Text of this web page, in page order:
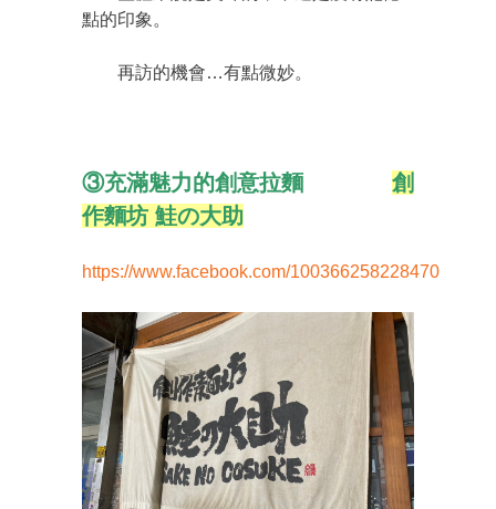
點的印象。
再訪的機會…有點微妙。
③充滿魅力的創意拉麵 創
作麵坊 鮭の大助
https://www.facebook.com/100366258228470